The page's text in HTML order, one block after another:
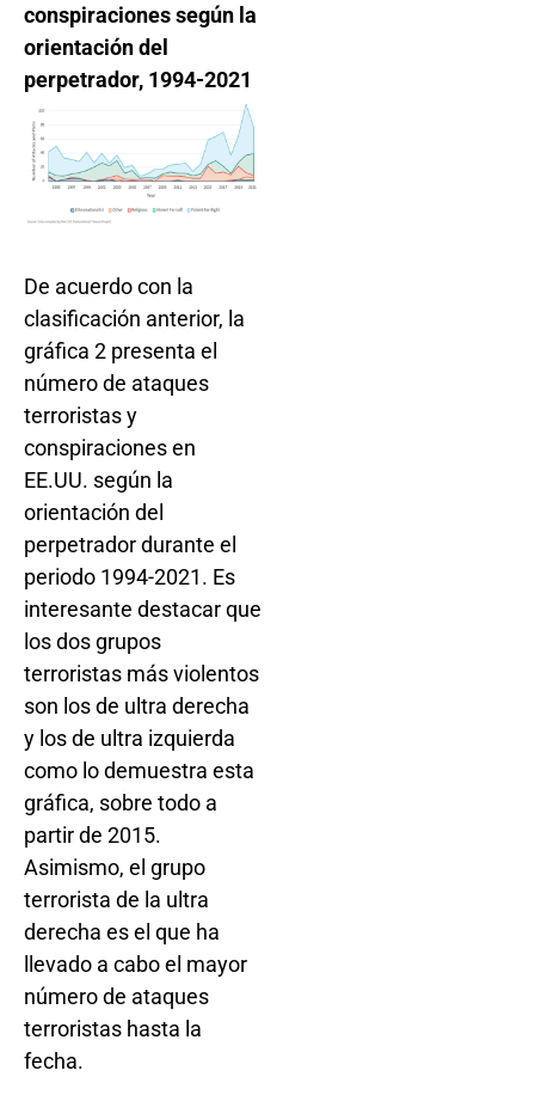
conspiraciones según la
orientación del
perpetrador, 1994-2021
De acuerdo con la
clasificación anterior, la
gráfica 2 presenta el
número de ataques
terroristas y
conspiraciones en
EE.UU. según la
orientación del
perpetrador durante el
periodo 1994-2021. Es
interesante destacar que
los dos grupos
terroristas más violentos
son los de ultra derecha
y los de ultra izquierda
como lo demuestra esta
gráfica, sobre todo a
partir de 2015.
Asimismo, el grupo
terrorista de la ultra
derecha es el que ha
llevado a cabo el mayor
número de ataques
terroristas hasta la
fecha.